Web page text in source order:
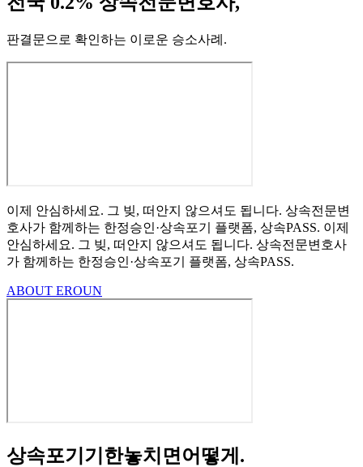
판결문으로 확인하는 이로운 승소사례 .
이제 안심하세요. 그 빚, 떠안지 않으셔도 됩니다. 상속전문변
호사가 함께하는 한정승인·상속포기 플랫폼, 상속PASS. 이제
안심하세요. 그 빚, 떠안지 않으셔도 됩니다. 상속전문변호사
가 함께하는 한정승인·상속포기 플랫폼, 상속PASS.
ABOUT EROUN
상속포기기한놓치면어떻게 .